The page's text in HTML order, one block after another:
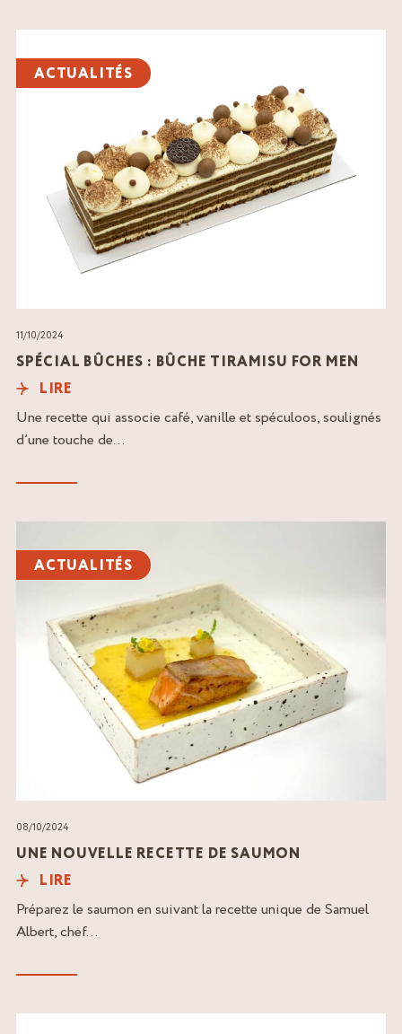
l'article
ACTUALITÉS
11/10/2024
SPÉCIAL BÛCHES : BÛCHE TIRAMISU FOR MEN
Une recette qui associe café, vanille et spéculoos, soulignés
d’une touche de...
LIRE
l'article
ACTUALITÉS
08/10/2024
UNE NOUVELLE RECETTE DE SAUMON
Préparez le saumon en suivant la recette unique de Samuel
Albert, chef...
LIRE